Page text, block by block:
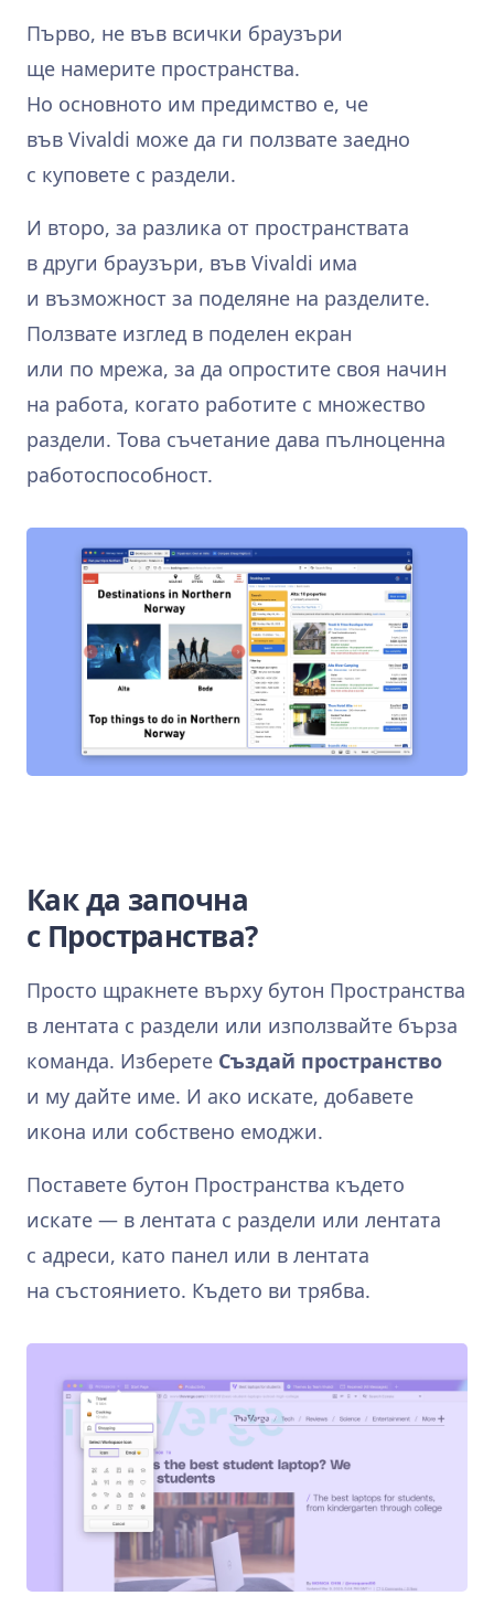
Първо, не във всички браузъри
ще намерите пространства.
Но основното им предимство е, че
във Vivaldi може да ги ползвате заедно
с куповете с раздели.
И второ, за разлика от пространствата
в други браузъри, във Vivaldi има
и възможност за поделяне на разделите.
Ползвате изглед в поделен екран
или по мрежа, за да опростите своя начин
на работа, когато работите с множество
раздели. Това съчетание дава пълноценна
работоспособност.
Как да започна
с Пространства?
Просто щракнете върху бутон Пространства
в лентата с раздели или използвайте бърза
команда. Изберете Създай пространство
и му дайте име. И ако искате, добавете
икона или собствено емоджи.
Поставете бутон Пространства където
искате — в лентата с раздели или лентата
с адреси, като панел или в лентата
на състоянието. Където ви трябва.